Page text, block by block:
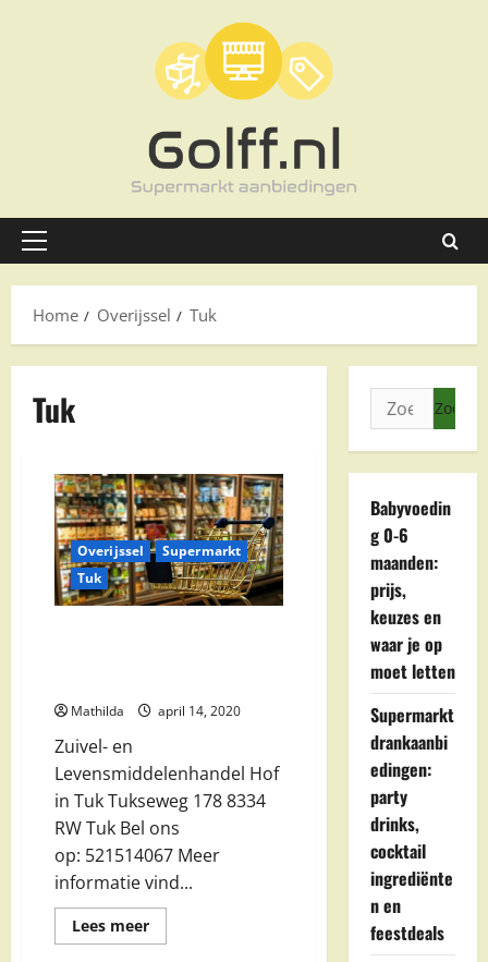
Primair
Home
Overijssel Tuk
Tuk
Overijssel
Supermarkt
Tuk
Mathilda april 14, 2020
Zuivel- en
Levensmiddelenhandel Hof
in Tuk Tukseweg 178 8334
RW Tuk Bel ons
op: 521514067 Meer
informatie vind...
Lees meerLees
meer
Zoeken
naar:
Babyvoedin
g 0-6
maanden:
prijs,
keuzes en
waar je op
moet letten
Supermarkt
drankaanbi
edingen:
party
drinks,
cocktail
ingrediënte
n en
feestdeals